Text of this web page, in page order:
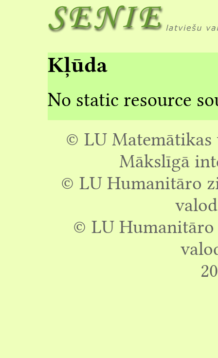
Kļūda
No static resource
© LU
Mākslīgā
© LU Humanitāro
© LU